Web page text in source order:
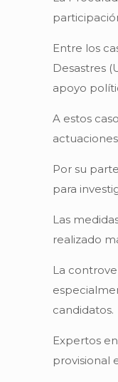
Entre los
Desastres
apoyo
A estos
Por su
para
Las
realizado
La
candidatos.
Expertos
provisional